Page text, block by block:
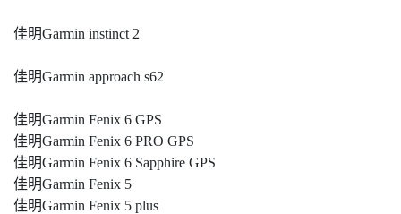
佳明Garmin instinct 2
佳明Garmin approach s62
佳明Garmin Fenix 6 GPS
佳明Garmin Fenix 6 PRO GPS
佳明Garmin Fenix 6 Sapphire GPS
佳明Garmin Fenix 5
佳明Garmin Fenix 5 plus